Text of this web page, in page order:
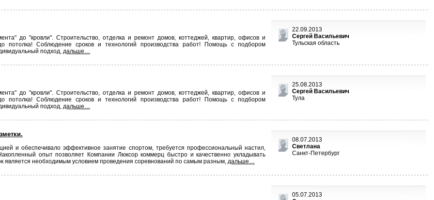
до "кровли". Строительство, отделка и ремонт домов, коттеджей, квартир, офисов и
Соблюдение сроков и технологий производства работ! Помощь с подбором
подход, дальше…
22.09.2013
Сергей Васильевич
Тульская область
до "кровли". Строительство, отделка и ремонт домов, коттеджей, квартир, офисов и
Соблюдение сроков и технологий производства работ! Помощь с подбором
подход, дальше…
25.08.2013
Сергей Васильевич
Тула
и обеспечивало эффективное занятие спортом, требуется профессиональный настил,
опыт позволяет Компании Люксор коммерц быстро и качественно укладывать
необходимым условием проведения соревнований по самым разным, дальше…
08.07.2013
Светлана
Санкт-Петербург
05.07.2013